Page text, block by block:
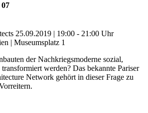
25.09.2019 | 19:00 - 21:00 Uhr
| Museumsplatz 1
der Nachkriegsmoderne sozial,
werden? Das bekannte Pariser
Network gehört in dieser Frage zu